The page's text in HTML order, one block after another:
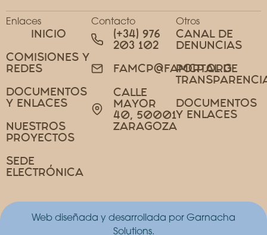
Enlaces
INICIO
COMISIONES Y
REDES
DOCUMENTOS
Y ENLACES
NUESTROS
PROYECTOS
SEDE
ELECTRÓNICA
Contacto
(+34) 976
203 102
FAMCP@FAMCP.ORG
CALLE
MAYOR
40, 50001
ZARAGOZA
Otros
CANAL DE
DENUNCIAS
PORTAL DE
DOCUMENTOS
Y ENLACES
Web diseñada y desarrollada por Garnacha
Solutions.